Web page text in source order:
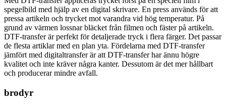
spegelbild med hjälp av en digital skrivare. En press används för att
pressa artikeln och trycket mot varandra vid hög temperatur. På
grund av värmen lossnar bläcket från filmen och fäster på artikeln.
DTF-transfer är perfekt för detaljerade tryck i flera färger. Det passar
de flesta artiklar med en plan yta. Fördelarna med DTF-transfer
jämfört med digitaltransfer är att DTF-transfer har ännu högre
kvalitet och inte kräver några kanter. Dessutom är det mer hållbart
och producerar mindre avfall.
brodyr